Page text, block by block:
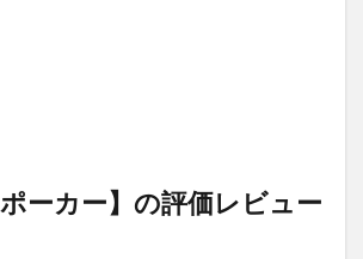
ポーカー】の評価レビュー